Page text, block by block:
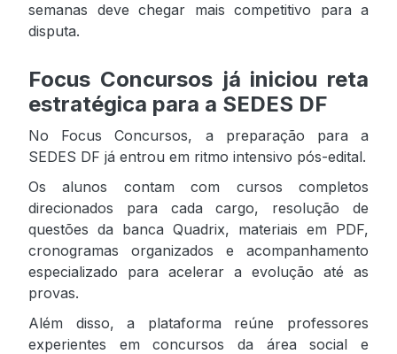
semanas deve chegar mais competitivo para a
disputa.
Focus Concursos já iniciou reta
estratégica para a SEDES DF
No Focus Concursos, a preparação para a
SEDES DF já entrou em ritmo intensivo pós-edital.
Os alunos contam com cursos completos
direcionados para cada cargo, resolução de
questões da banca Quadrix, materiais em PDF,
cronogramas organizados e acompanhamento
especializado para acelerar a evolução até as
provas.
Além disso, a plataforma reúne professores
experientes em concursos da área social e